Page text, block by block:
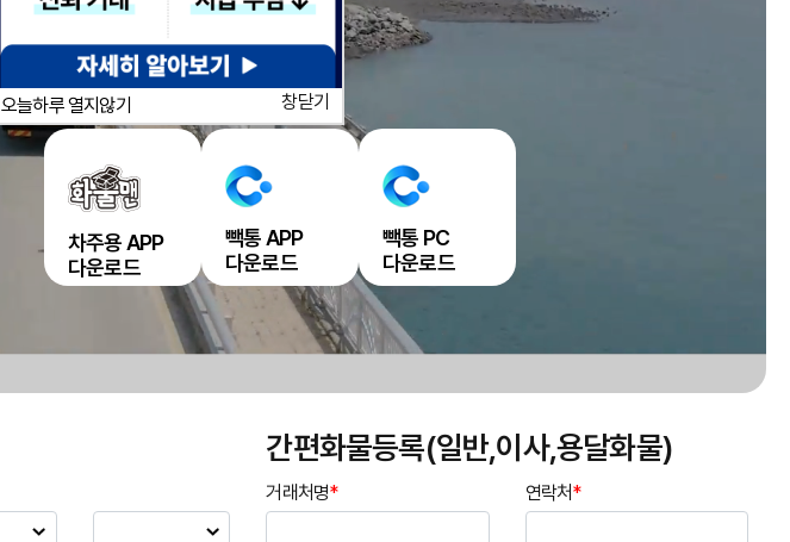
차주용 APP
다운로드
빽통 APP
다운로드
빽통 PC
다운로드
간편화물등록(일반,이사,용달화물)
거래처명* 연락처*
오늘하루 열지않기 창닫기